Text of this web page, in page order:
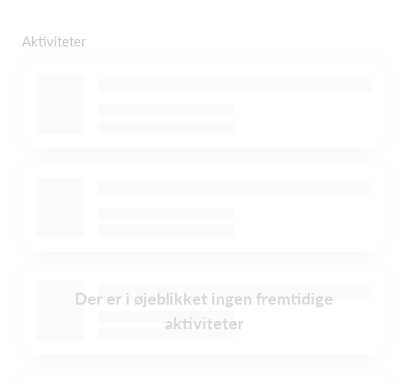
Aktiviteter
Der er i øjeblikket ingen fremtidige
aktiviteter